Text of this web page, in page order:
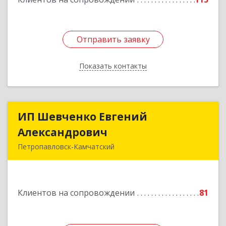
Отправить заявку
Показать контакты
Отправить заявку
Назад
ИП Шевченко Евгений
Александрович
Петропавловск-Камчатский
Клиентов на сопровождении 81
ИП Шевченко Евгений